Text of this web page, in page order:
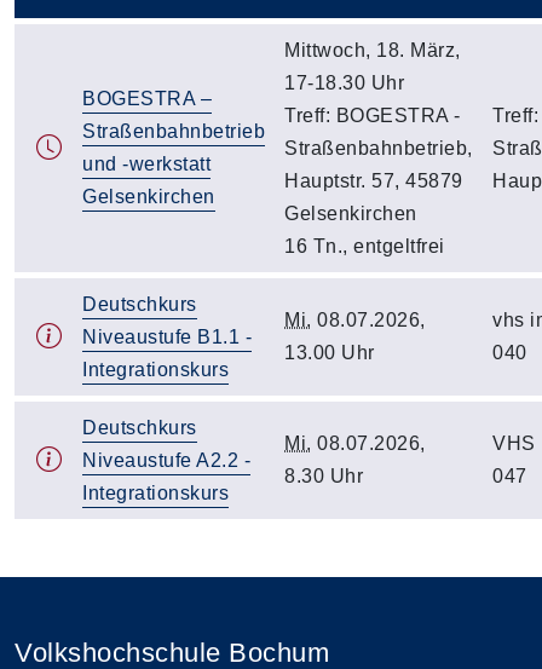
BOGESTRA –
Straßenbahnbetrieb
und -werkstatt
Gelsenkirchen
Mittwoch, 18. März,
17-18.30 Uhr
Treff: BOGESTRA -
Straßenbahnbetrieb,
Hauptstr. 57, 45879
Gelsenkirchen
16 Tn., entgeltfrei
Deutschkurs
Niveaustufe B1.1 -
Integrationskurs
Mi. 08.07.2026,
13.00 Uhr
vhs
040
Deutschkurs
Niveaustufe A2.2 -
Integrationskurs
Mi. 08.07.2026,
8.30 Uhr
VHS
047
Volkshochschule Bochum